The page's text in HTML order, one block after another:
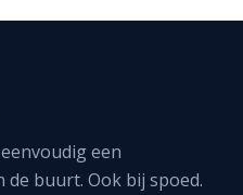
een
buurt. Ook bij spoed.